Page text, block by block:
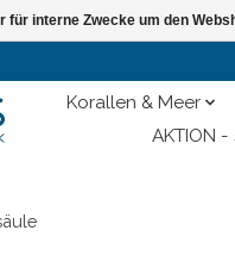
Korallen & Meer
AKTION
für interne Zwecke um den